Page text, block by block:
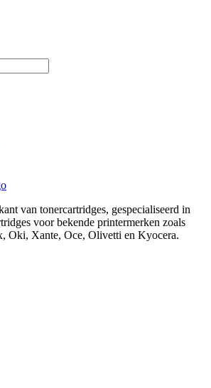
van tonercartridges, gespecialiseerd in
voor bekende printermerken zoals
Oki, Xante, Oce, Olivetti en Kyocera.